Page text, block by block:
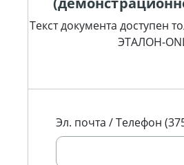
Текст документа доступен
ЭТАЛОН-
Эл. почта / Телефон